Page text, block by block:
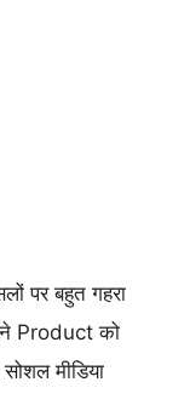
पर बहुत गहरा
Product को
मीडिया